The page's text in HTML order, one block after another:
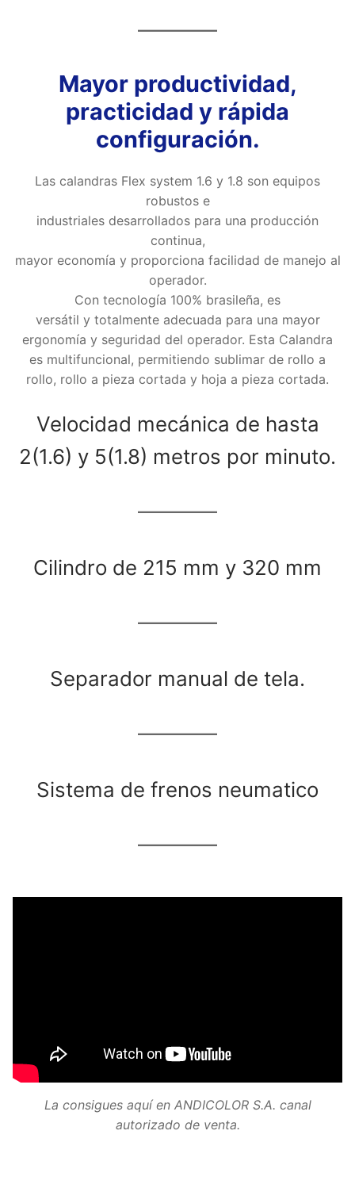
Mayor productividad,
practicidad y rápida
configuración.
Las calandras Flex system 1.6 y 1.8 son equipos
robustos e
industriales desarrollados para una producción
continua,
mayor economía y proporciona facilidad de manejo al
operador.
Con tecnología 100% brasileña, es
versátil y totalmente adecuada para una mayor
ergonomía y seguridad del operador. Esta Calandra
es multifuncional, permitiendo sublimar de rollo a
rollo, rollo a pieza cortada y hoja a pieza cortada.
Velocidad mecánica de hasta
2(1.6) y 5(1.8) metros por minuto.
Cilindro de 215 mm y 320 mm
Separador manual de tela.
Sistema de frenos neumatico
La consigues aquí en ANDICOLOR S.A. canal
autorizado de venta.